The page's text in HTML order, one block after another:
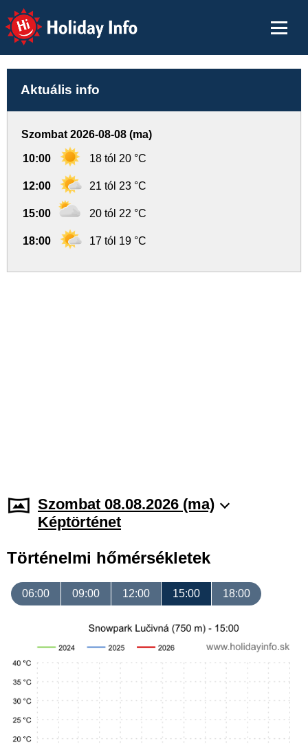
Holiday Info
Aktuális info
Szombat 2026-08-08 (ma)
10:00 18 tól 20 °C
12:00 21 tól 23 °C
15:00 20 tól 22 °C
18:00 17 tól 19 °C
Szombat 08.08.2026 (ma)
Képtörténet
Történelmi hőmérsékletek
06:00 09:00 12:00 15:00 18:00